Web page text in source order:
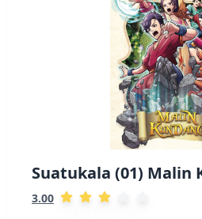
Suatukala (01) Malin
3.00